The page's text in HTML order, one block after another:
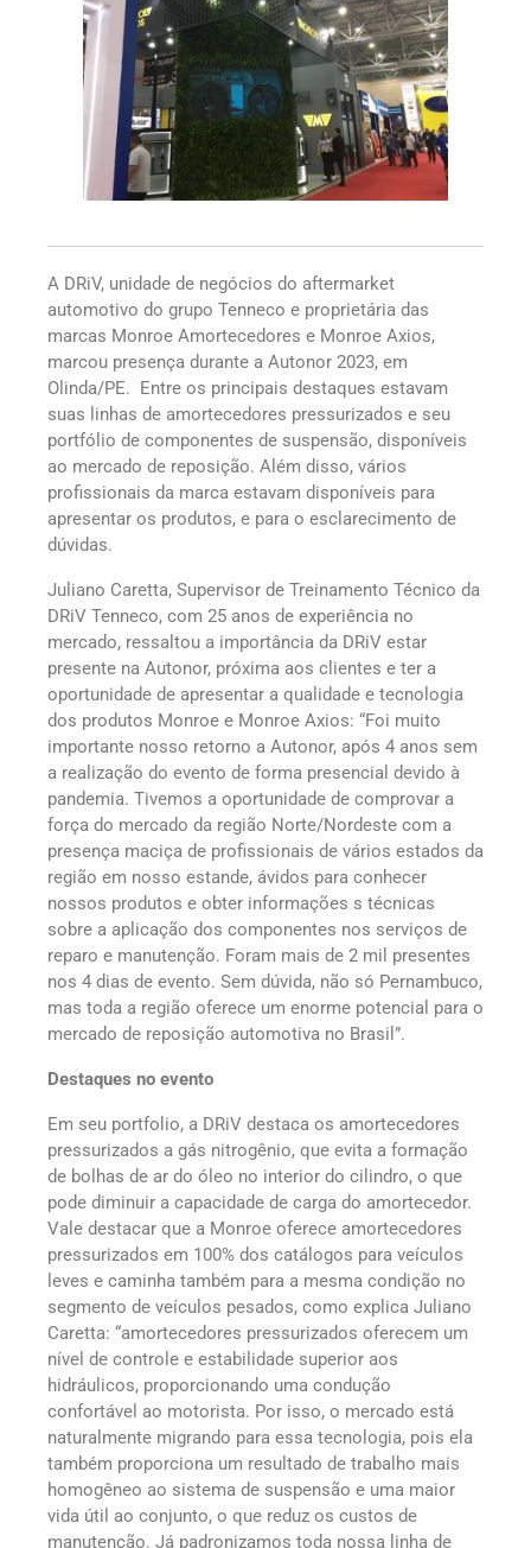
A DRiV, unidade de negócios do aftermarket
automotivo do grupo Tenneco e proprietária das
marcas Monroe Amortecedores e Monroe Axios,
marcou presença durante a Autonor 2023, em
Olinda/PE. Entre os principais destaques estavam
suas linhas de amortecedores pressurizados e seu
portfólio de componentes de suspensão, disponíveis
ao mercado de reposição. Além disso, vários
profissionais da marca estavam disponíveis para
apresentar os produtos, e para o esclarecimento de
dúvidas.
Juliano Caretta, Supervisor de Treinamento Técnico da
DRiV Tenneco, com 25 anos de experiência no
mercado, ressaltou a importância da DRiV estar
presente na Autonor, próxima aos clientes e ter a
oportunidade de apresentar a qualidade e tecnologia
dos produtos Monroe e Monroe Axios: “Foi muito
importante nosso retorno a Autonor, após 4 anos sem
a realização do evento de forma presencial devido à
pandemia. Tivemos a oportunidade de comprovar a
força do mercado da região Norte/Nordeste com a
presença maciça de profissionais de vários estados da
região em nosso estande, ávidos para conhecer
nossos produtos e obter informações s técnicas
sobre a aplicação dos componentes nos serviços de
reparo e manutenção. Foram mais de 2 mil presentes
nos 4 dias de evento. Sem dúvida, não só Pernambuco,
mas toda a região oferece um enorme potencial para o
mercado de reposição automotiva no Brasil”.
Destaques no evento
Em seu portfolio, a DRiV destaca os amortecedores
pressurizados a gás nitrogênio, que evita a formação
de bolhas de ar do óleo no interior do cilindro, o que
pode diminuir a capacidade de carga do amortecedor.
Vale destacar que a Monroe oferece amortecedores
pressurizados em 100% dos catálogos para veículos
leves e caminha também para a mesma condição no
segmento de veículos pesados, como explica Juliano
Caretta: “amortecedores pressurizados oferecem um
nível de controle e estabilidade superior aos
hidráulicos, proporcionando uma condução
confortável ao motorista. Por isso, o mercado está
naturalmente migrando para essa tecnologia, pois ela
também proporciona um resultado de trabalho mais
homogêneo ao sistema de suspensão e uma maior
vida útil ao conjunto, o que reduz os custos de
manutenção. Já padronizamos toda nossa linha de